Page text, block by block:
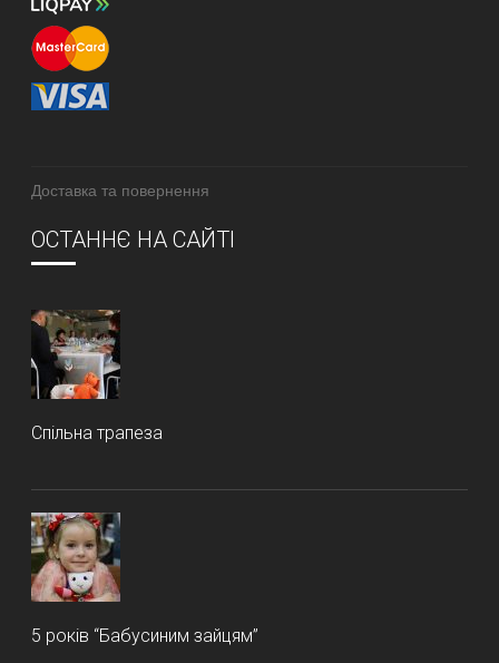
Доставка та повернення
ОСТАННЄ НА САЙТІ
Спільна трапеза
5 років “Бабусиним зайцям”